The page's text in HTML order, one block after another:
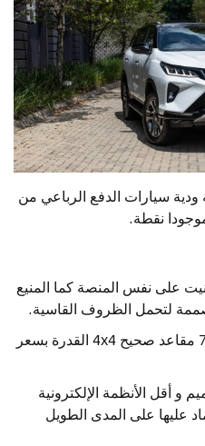
ودية سيارات الدفع الرباعي من
نقطة.
على نفس المنصة كما المنيع
لتحمل الظروف القاسية.
تقدم 7 مقاعد صحيح 4x4 القدرة بسعر
و أقل الأنظمة الإلكترونية
عليها على المدى الطويل